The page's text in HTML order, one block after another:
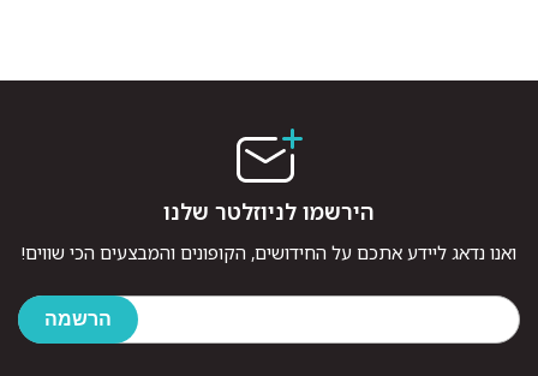
הירשמו לניוזלטר שלנו
ואנו נדאג ליידע אתכם על החידושים, הקופונים והמבצעים הכי שווים!